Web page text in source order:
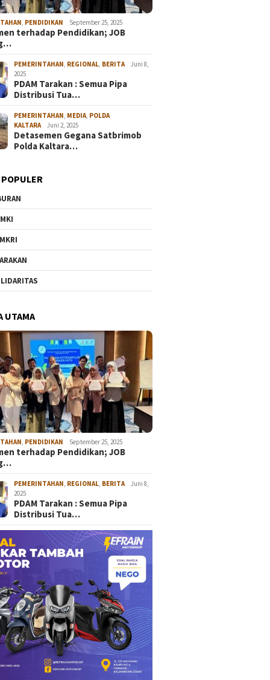
PENDIDIKAN September 25, 2025
terhadap Pendidikan; JOB
PEMERINTAHAN REGIONAL BERITA
Juni 8,
2025
PDAM Tarakan : Semua Pipa
Distribusi Tua…
PEMERINTAHAN MEDIA POLDA
KALTARA
Juni 2, 2025
Detasemen Gegana Satbrimob
Polda Kaltara…
UTAMA
, PENDIDIKAN September 25, 2025
terhadap Pendidikan; JOB
PEMERINTAHAN, REGIONAL, BERITA
Juni 8,
2025
PDAM Tarakan : Semua Pipa
Distribusi Tua…